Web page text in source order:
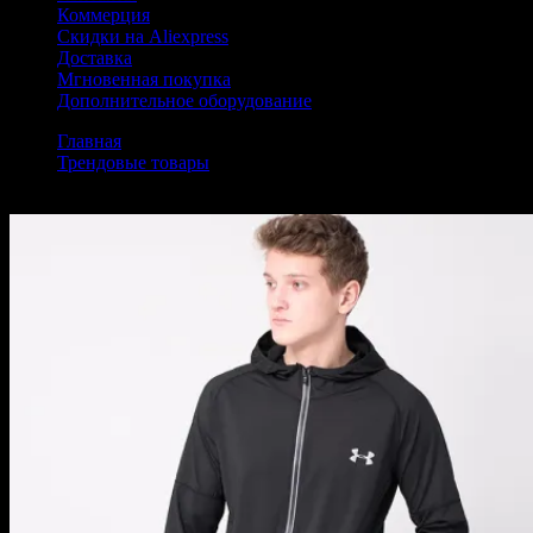
Коммерция
Скидки на Aliexpress
Доставка
Мгновенная покупка
Дополнительное оборудование
Главная
Трендовые товары